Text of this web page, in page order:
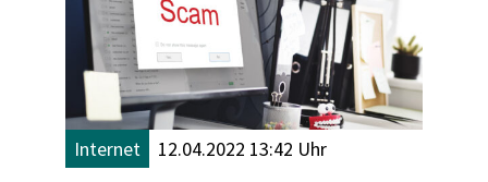
Internet 12.04.2022 13:42 Uhr